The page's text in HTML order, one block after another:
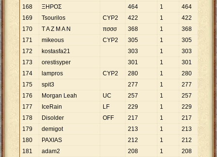
168
ΞΗΡΟΣ 464 1
464
169
Tsourilos CYP2 422 1
422
170
T A Z M A N πσσσ 368 1
368
171
mikeous CYP2 305 1
305
172
kostasfa21 303 1
303
173
orestisyper 301 1
301
174
lampros CYP2 280 1
280
175
spit3 277 1
277
176
Morgan Leah UC 257 1
257
177
IceRain LF 229 1
229
178
Disolder ΟFF 217 1
217
179
demigot 213 1
213
180
PAXIAS 212 1
212
181
adam2 208 1
208